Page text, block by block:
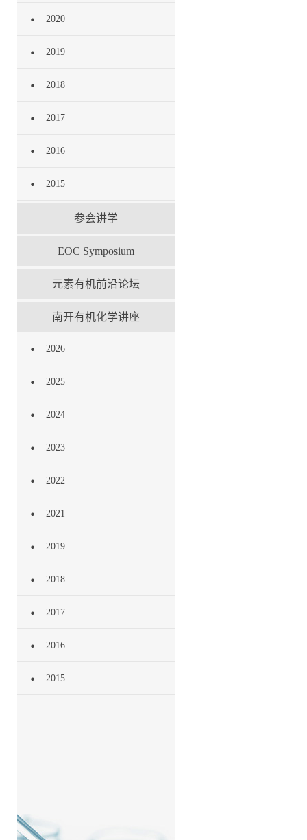
2020
2019
2018
2017
2016
2015
参会讲学
EOC Symposium
元素有机前沿论坛
南开有机化学讲座
2026
2025
2024
2023
2022
2021
2019
2018
2017
2016
2015